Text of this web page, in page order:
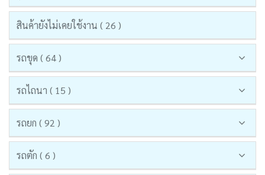
สินค้ายังไม่เคยใช้งาน ( 26 )
รถขุด ( 64 )
รถไถนา ( 15 )
รถยก ( 92 )
รถตัก ( 6 )